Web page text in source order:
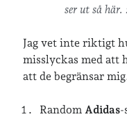
och frontendutvecklare
geocaching, löpning och
»Om lösenordsskyddade
ser ut så
Jag vet inte riktigt
misslyckas med att
att de begränsar
RandomAdidas-